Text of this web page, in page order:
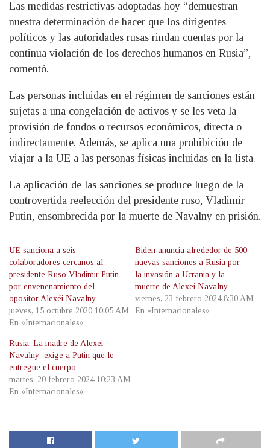
Las medidas restrictivas adoptadas hoy “demuestran
nuestra determinación de hacer que los dirigentes
políticos y las autoridades rusas rindan cuentas por la
continua violación de los derechos humanos en Rusia”,
comentó.
Las personas incluidas en el régimen de sanciones están
sujetas a una congelación de activos y se les veta la
provisión de fondos o recursos económicos, directa o
indirectamente. Además, se aplica una prohibición de
viajar a la UE a las personas físicas incluidas en la lista.
La aplicación de las sanciones se produce luego de la
controvertida reelección del presidente ruso, Vladimir
Putin, ensombrecida por la muerte de Navalny en prisión.
UE sanciona a seis
colaboradores cercanos al
presidente Ruso Vladimir Putin
por envenenamiento del
opositor Alexéi Navalny
jueves, 15 octubre 2020 10:05 AM
En «Internacionales»
Biden anuncia alrededor de 500
nuevas sanciones a Rusia por
la invasión a Ucrania y la
muerte de Alexei Navalny
viernes, 23 febrero 2024 8:30 AM
En «Internacionales»
Rusia: La madre de Alexei
Navalny exige a Putin que le
entregue el cuerpo
martes, 20 febrero 2024 10:23 AM
En «Internacionales»